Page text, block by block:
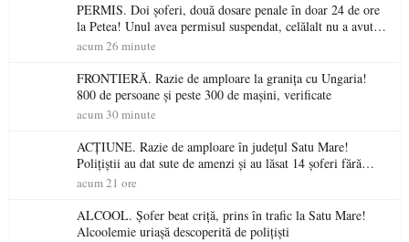
PERMIS. Doi șoferi, două dosare penale în doar 24 de ore
la Petea! Unul avea permisul suspendat, celălalt nu a avut
niciodată permis
acum 26 minute
FRONTIERĂ. Razie de amploare la granița cu Ungaria!
800 de persoane și peste 300 de mașini, verificate
acum 30 minute
ACȚIUNE. Razie de amploare în județul Satu Mare!
Polițiștii au dat sute de amenzi și au lăsat 14 șoferi fără
permis într-o singură zi
acum 21 ore
ALCOOL. Șofer beat criță, prins în trafic la Satu Mare!
Alcoolemie uriașă descoperită de polițiști